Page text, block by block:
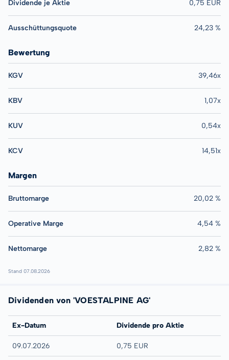
Dividende je Aktie 0,75 EUR
Ausschüttungsquote 24,23 %
Bewertung
KGV 39,46x
KBV 1,07x
KUV 0,54x
KCV 14,51x
Margen
Bruttomarge 20,02 %
Operative Marge 4,54 %
Nettomarge 2,82 %
Stand 07.08.2026
Dividenden von 'VOESTALPINE AG'
Ex-Datum Dividende pro Aktie
09.07.2026 0,75 EUR